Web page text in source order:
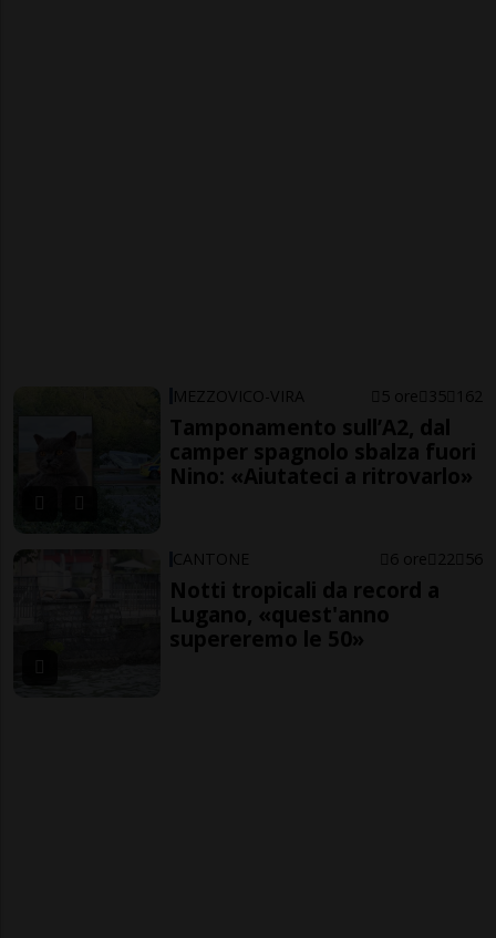
MEZZOVICO-VIRA 5 ore 35 162
Tamponamento sull’A2, dal
camper spagnolo sbalza fuori
Nino: «Aiutateci a ritrovarlo»
CANTONE 6 ore 22 56
Notti tropicali da record a
Lugano, «quest'anno
supereremo le 50»